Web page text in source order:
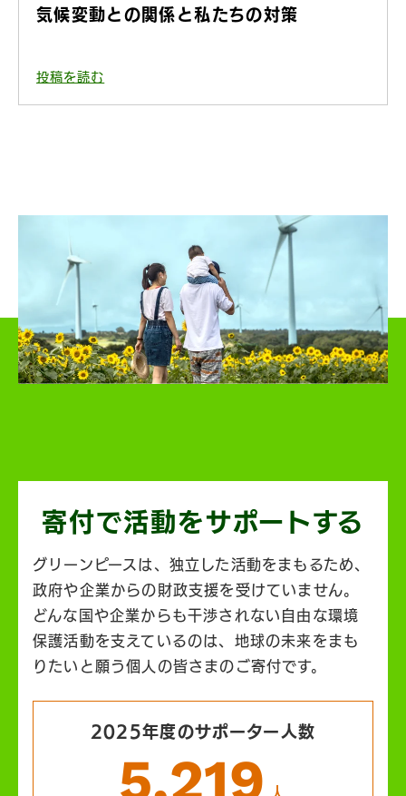
気候変動との関係と私たちの対策
投稿を読む
寄付で活動をサポートする
グリーンピースは、独立した活動をまもるため、
政府や企業からの財政支援を受けていません。
どんな国や企業からも干渉されない自由な環境
保護活動を支えているのは、地球の未来をまも
りたいと願う個人の皆さまのご寄付です。
2025年度のサポーター人数
5,219